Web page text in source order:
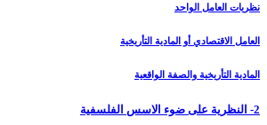
نظريات العامل الواحد
العامل الاقتصادي أو المادية التأريخية
المادية التأريخية والصفة الواقعية
2- النظرية على ضوء الاسس الفلسفية